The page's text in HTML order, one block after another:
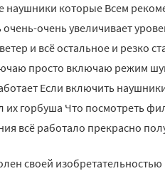
которые Всем
очень увеличивает
и всё остальное и резко
просто включаю режим
Если включить
их горбуша Что посмотреть
всё работало прекрасно
своей